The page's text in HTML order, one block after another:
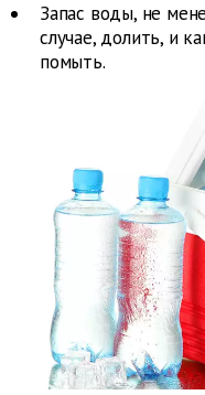
Запас воды, не
случае, долить, и
помыть.